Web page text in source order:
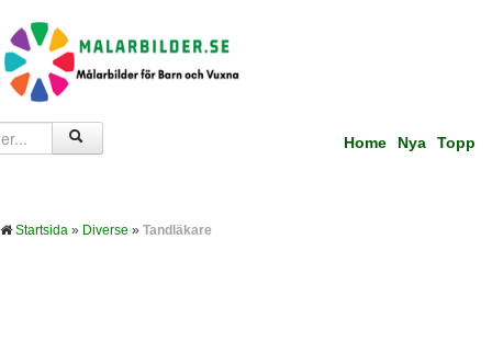
Home Nya Topp
Startsida » Diverse » Tandläkare